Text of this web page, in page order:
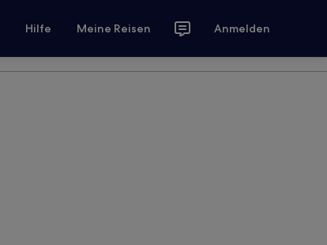
Hilfe Meine Reisen Anmelden